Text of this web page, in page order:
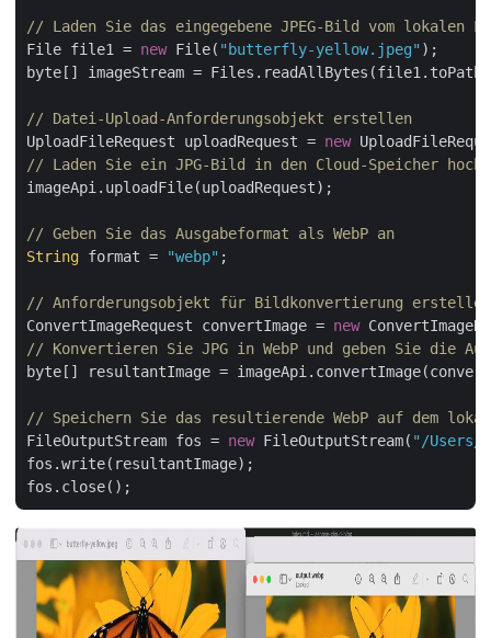
// Laden Sie das eingegebene JPEG-Bild vom lokalen
File file1 = new File( "butterfly-yellow.jpeg" );
byte[] imageStream =
// Datei-Upload-Anforderungsobjekt erstellen
UploadFileRequest uploadRequest = new
// Laden Sie ein JPG-Bild in den Cloud-Speicher hoch
imageApi.uploadFile(uploadRequest);
// Geben Sie das Ausgabeformat als WebP an
String format = "webp" ;
// Anforderungsobjekt für Bildkonvertierung erstellen
ConvertImageRequest convertImage = new
// Konvertieren Sie JPG in WebP und geben Sie die
byte[] resultantImage =
// Speichern Sie das resultierende WebP auf dem
FileOutputStream fos = new FileOutputStream( "/Users/
fos.write(resultantImage);